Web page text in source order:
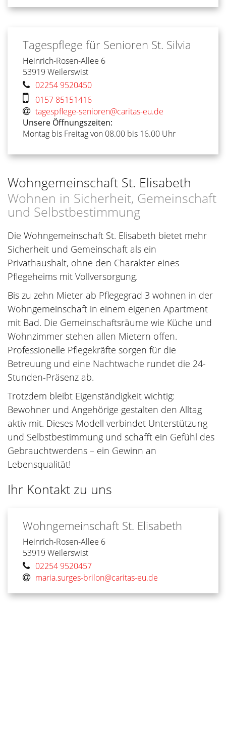
Tagespflege für Senioren St. Silvia
Heinrich-Rosen-Allee 6
53919 Weilerswist
02254 9520450
0157 85151416
tagespflege-senioren@caritas-eu.de
Unsere Öffnungszeiten:
Montag bis Freitag von 08.00 bis 16.00 Uhr
Wohngemeinschaft St. Elisabeth
Wohnen in Sicherheit, Gemeinschaft
und Selbstbestimmung
Die Wohngemeinschaft St. Elisabeth bietet mehr
Sicherheit und Gemeinschaft als ein
Privathaushalt, ohne den Charakter eines
Pflegeheims mit Vollversorgung.
Bis zu zehn Mieter ab Pflegegrad 3 wohnen in der
Wohngemeinschaft in einem eigenen Apartment
mit Bad. Die Gemeinschaftsräume wie Küche und
Wohnzimmer stehen allen Mietern offen.
Professionelle Pflegekräfte sorgen für die
Betreuung und eine Nachtwache rundet die 24-
Stunden-Präsenz ab.
Trotzdem bleibt Eigenständigkeit wichtig:
Bewohner und Angehörige gestalten den Alltag
aktiv mit. Dieses Modell verbindet Unterstützung
und Selbstbestimmung und schafft ein Gefühl des
Gebrauchtwerdens – ein Gewinn an
Lebensqualität!
Ihr Kontakt zu uns
Wohngemeinschaft St. Elisabeth
Heinrich-Rosen-Allee 6
53919 Weilerswist
02254 9520457
maria.surges-brilon@caritas-eu.de